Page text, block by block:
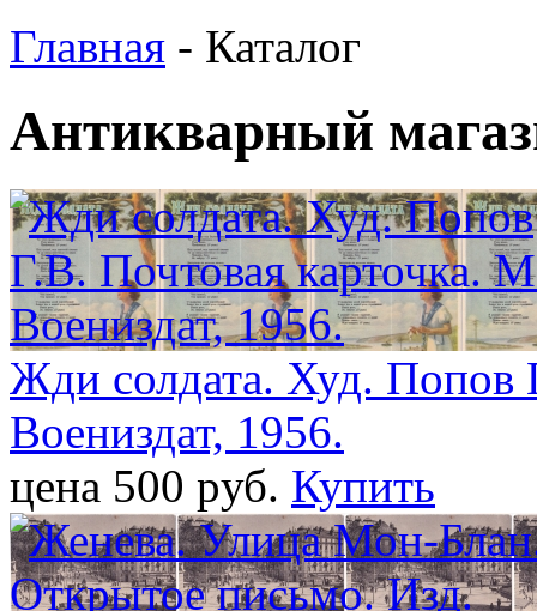
Главная - Каталог
Антикварный
Жди солдата. Худ. Попов
Воениздат, 1956.
цена 500 pуб. Купить